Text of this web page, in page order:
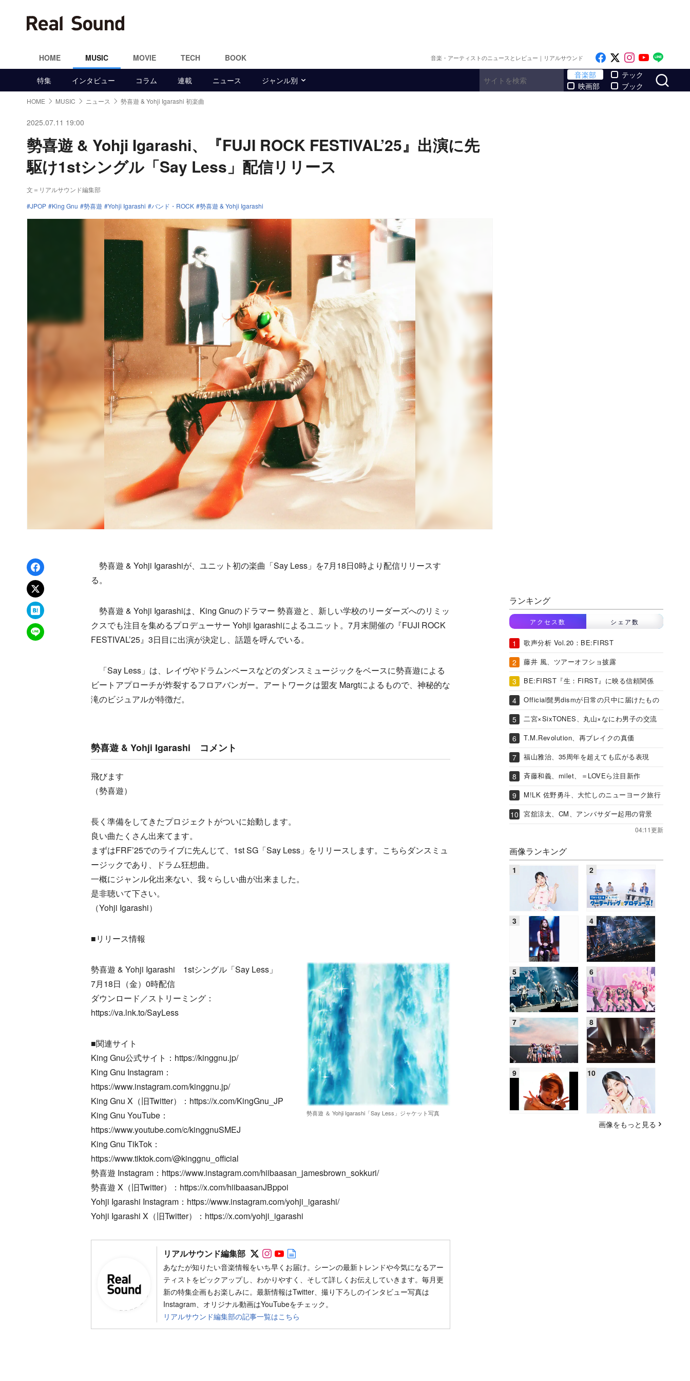
HOME MUSIC MOVIE TECH BOOK 音楽・アーティストのニュースとレビュー｜リアルサウンド Like on Facebook
Follow on x
Follow on
Follow
特集 インタビュー コラム 連載 ニュース ジャンル別
音楽部
映画部
テック
ブック
HOME MUSIC ニュース 勢喜遊 & Yohji Igarashi 初楽曲
2025.07.11 19:00
勢喜遊 & Yohji Igarashi、『FUJI ROCK FESTIVAL’25』出演に先
駆け1stシングル「Say Less」配信リリース
文＝リアルサウンド編集部
JPOP
King Gnu 勢喜遊 Yohji Igarashi バンド・ROCK 勢喜遊 & Yohji Igarashi
Facebookでシェア
xでポスト
はてなブックマーク
LINEで送る
勢喜遊 & Yohji Igarashiが、ユニット初の楽曲「Say Less」を7月18日0時より配信リリースす
る。
勢喜遊 & Yohji Igarashiは、King Gnuのドラマー 勢喜遊と、新しい学校のリーダーズへのリミッ
クスでも注目を集めるプロデューサー Yohji Igarashiによるユニット。7月末開催の『FUJI ROCK
FESTIVAL’25』3日目に出演が決定し、話題を呼んでいる。
「Say Less」は、レイヴやドラムンベースなどのダンスミュージックをベースに勢喜遊による
ビートアプローチが炸裂するフロアバンガー。アートワークは盟友 Margtによるもので、神秘的な
滝のビジュアルが特徴だ。
勢喜遊 & Yohji Igarashi コメント
飛びます
（勢喜遊）
長く準備をしてきたプロジェクトがついに始動します。
良い曲たくさん出来てます。
まずはFRF’25でのライブに先んじて、1st SG「Say Less」をリリースします。こちらダンスミュ
ージックであり、ドラム狂想曲。
一概にジャンル化出来ない、我々らしい曲が出来ました。
是非聴いて下さい。
（Yohji Igarashi）
■リリース情報
勢喜遊 ＆ Yohji Igarashi「Say Less」ジャケット写真
勢喜遊 & Yohji Igarashi 1stシングル「Say Less」
7月18日（金）0時配信
ダウンロード／ストリーミング：
https://va.lnk.to/SayLess
■関連サイト
King Gnu公式サイト：https://kinggnu.jp/
King Gnu Instagram：
https://www.instagram.com/kinggnu.jp/
King Gnu X（旧Twitter）：https://x.com/KingGnu_JP
King Gnu YouTube：
https://www.youtube.com/c/kinggnuSMEJ
King Gnu TikTok：
https://www.tiktok.com/@kinggnu_official
勢喜遊 Instagram：https://www.instagram.com/hiibaasan_jamesbrown_sokkuri/
勢喜遊 X（旧Twitter）：https://x.com/hiibaasanJBppoi
Yohji Igarashi Instagram：https://www.instagram.com/yohji_igarashi/
Yohji Igarashi X（旧Twitter）：https://x.com/yohji_igarashi
リアルサウンド編集部 Follow on SNS
Follow on SNS
Follow on SNS
あなたが知りたい音楽情報をいち早くお届け。シーンの最新トレンドや今気になるアー
ティストをピックアップし、わかりやすく、そして詳しくお伝えしていきます。毎月更
新の特集企画もお楽しみに。最新情報はTwitter、撮り下ろしのインタビュー写真は
Instagram、オリジナル動画はYouTubeをチェック。
リアルサウンド編集部の記事一覧はこちら
ランキング
アクセス数 シェア数
歌声分析 Vol.20：BE:FIRST
藤井 風、ツアーオフショ披露
BE:FIRST『生：FIRST』に映る信頼関係
Official髭男dismが日常の只中に届けたもの
二宮×SixTONES、丸山×なにわ男子の交流
T.M.Revolution、再ブレイクの真価
福山雅治、35周年を超えても広がる表現
斉藤和義、milet、＝LOVEら注目新作
M!LK 佐野勇斗、大忙しのニューヨーク旅行
宮舘涼太、CM、アンバサダー起用の背景
04:11更新
画像ランキング
画像をもっと見る